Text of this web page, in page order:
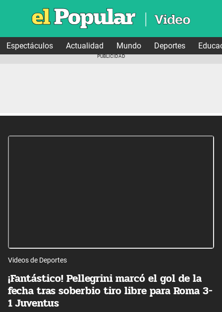
Espectáculos Actualidad Mundo Deportes
Videos de Deportes
¡Fantástico! Pellegrini marcó el gol de la
fecha tras soberbio tiro libre para Roma 3-
1 Juventus